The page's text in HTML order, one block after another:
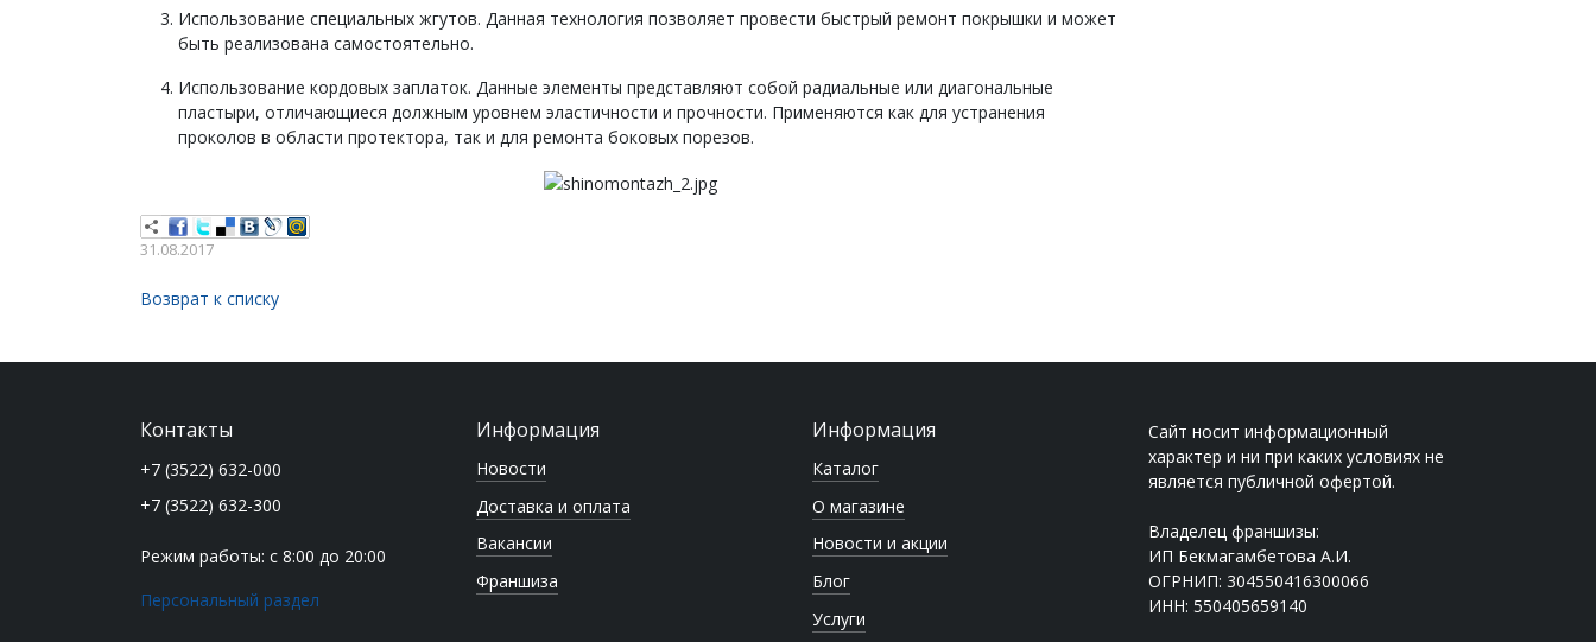
Использование специальных жгутов. Данная технология позволяет провести быстрый ремонт покрышки и может
быть реализована самостоятельно.
Использование кордовых заплаток. Данные элементы представляют собой радиальные или диагональные
пластыри, отличающиеся должным уровнем эластичности и прочности. Применяются как для устранения
проколов в области протектора, так и для ремонта боковых порезов.
31.08.2017
Возврат к списку
Информация
Новости
Доставка и оплата
Вакансии
Франшиза
Информация
Каталог
О магазине
Новости и акции
Блог
Услуги
Сайт носит информационный
характер и ни при каких условиях не
является публичной офертой.
Владелец франшизы:
ИП Бекмагамбетова А.И.
ОГРНИП: 304550416300066
ИНН: 550405659140
Контакты
+7 (3522) 632-000
+7 (3522) 632-300
Режим работы: с 8:00 до 20:00
Персональный раздел